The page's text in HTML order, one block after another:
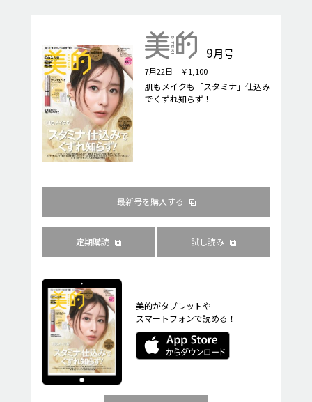
9月号
7月22日 ￥1,100
肌もメイクも「スタミナ」仕込み
でくずれ知らず！
最新号を購入する
定期購読 試し読み
美的がタブレットや
スマートフォンで読める！